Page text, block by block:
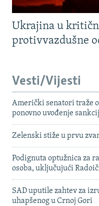
Ukrajina u
protivvazdušne
Vesti/Vijesti
Američki senatori traže
ponovno uvođenje
Zelenski stiže u prvu
Podignuta optužnica za
osoba, uključujući
SAD uputile zahtev za
uhapšenog u Crnoj Gori